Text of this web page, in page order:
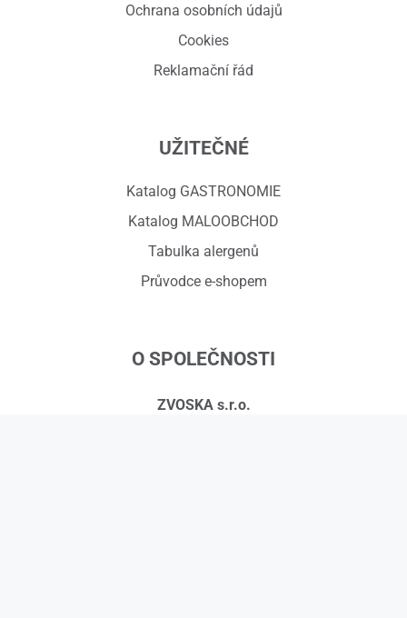
Ochrana osobních údajů
Cookies
Reklamační řád
UŽITEČNÉ
Katalog GASTRONOMIE
Katalog MALOOBCHOD
Tabulka alergenů
Průvodce e-shopem
O SPOLEČNOSTI
ZVOSKA s.r.o.